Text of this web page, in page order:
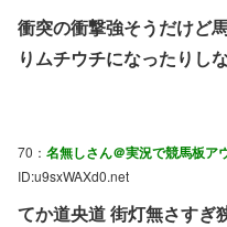
衝突の衝撃強そうだけど
りムチウチになったりし
70： 名無しさん＠実況で競馬板ア
ID:u9sxWAXd0.net
てか道央道 街灯無さすぎ